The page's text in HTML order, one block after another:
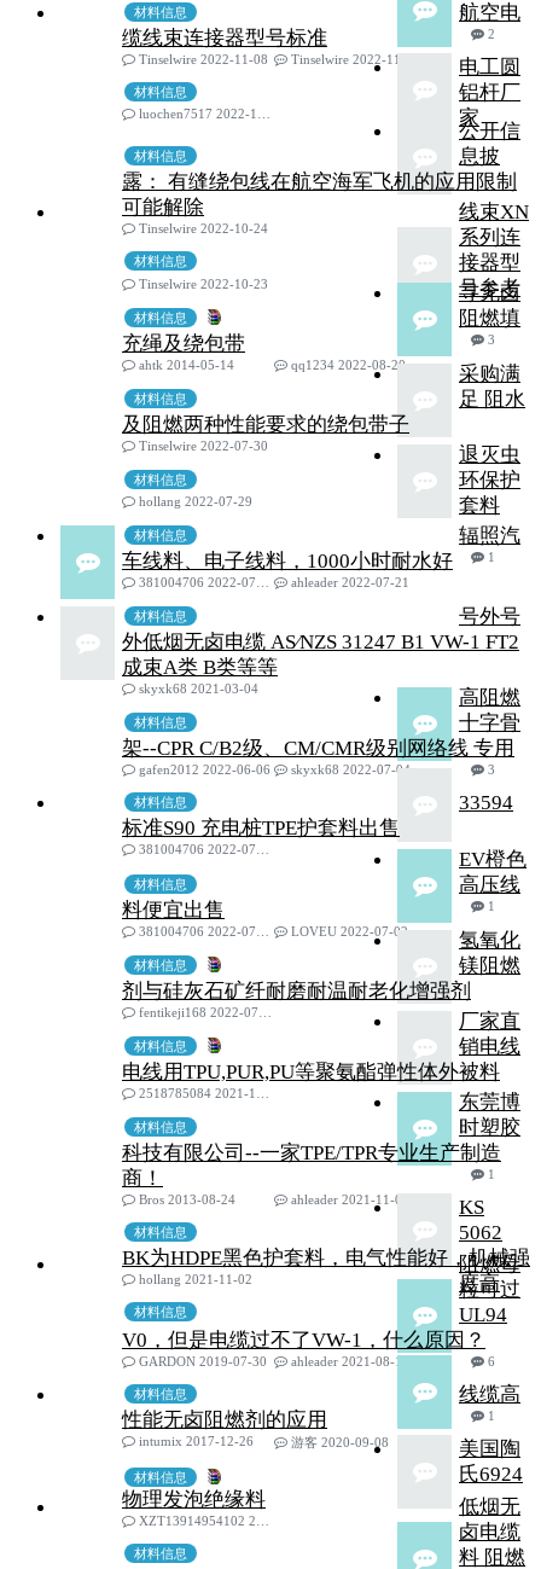
材料信息
航空电
缆线束连接器型号标准
2
Tinselwire 2022-11-08
Tinselwire 2022-11-08
材料信息
电工圆
铝杆厂
家
luochen7517 2022-11-07
材料信息
公开信
息披
露： 有缝绕包线在航空海军飞机的应用限制
可能解除
Tinselwire 2022-10-24
材料信息
线束XN
系列连
接器型
号参考
Tinselwire 2022-10-23
材料信息
寻无卤
阻燃填
充绳及绕包带
3
ahtk 2014-05-14
qq1234 2022-08-20
材料信息
采购满
足 阻水
及阻燃两种性能要求的绕包带子
Tinselwire 2022-07-30
材料信息
退灭虫
环保护
套料
hollang 2022-07-29
材料信息
辐照汽
车线料、电子线料，1000小时耐水好
1
381004706 2022-07-02
ahleader 2022-07-21
材料信息
号外号
外低烟无卤电缆 AS∕NZS 31247 B1 VW-1 FT2
成束A类 B类等等
skyxk68 2021-03-04
材料信息
高阻燃
十字骨
架--CPR C/B2级、CM/CMR级别网络线 专用
3
gafen2012 2022-06-06 skyxk68 2022-07-04
材料信息
33594
标准S90 充电桩TPE护套料出售
381004706 2022-07-02
材料信息
EV橙色
高压线
料便宜出售
1
381004706 2022-07-02
LOVEU 2022-07-02
材料信息
氢氧化
镁阻燃
剂与硅灰石矿纤耐磨耐温耐老化增强剂
fentikeji168 2022-07-01
材料信息
厂家直
销电线
电线用TPU,PUR,PU等聚氨酯弹性体外被料
2518785084 2021-12-29
材料信息
东莞博
时塑胶
科技有限公司--一家TPE/TPR专业生产制造
商！
1
Bros 2013-08-24
ahleader 2021-11-03
材料信息
KS
5062
BK为HDPE黑色护套料，电气性能好，机械强
度高
hollang 2021-11-02
材料信息
阻燃母
粒可过
UL94
V0，但是电缆过不了VW-1，什么原因？
6
GARDON 2019-07-30 ahleader 2021-08-17
材料信息
线缆高
性能无卤阻燃剂的应用
1
intumix 2017-12-26
游客 2020-09-08
材料信息
美国陶
氏6924
物理发泡绝缘料
XZT13914954102 2020-07-23
材料信息
低烟无
卤电缆
料 阻燃